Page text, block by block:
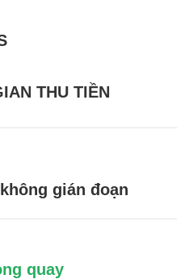
THU TIỀN
gián đoạn
quay